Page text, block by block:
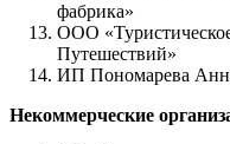
фабрика»
ООО
Путешествий»
ИП Пономарева
Некоммерческие